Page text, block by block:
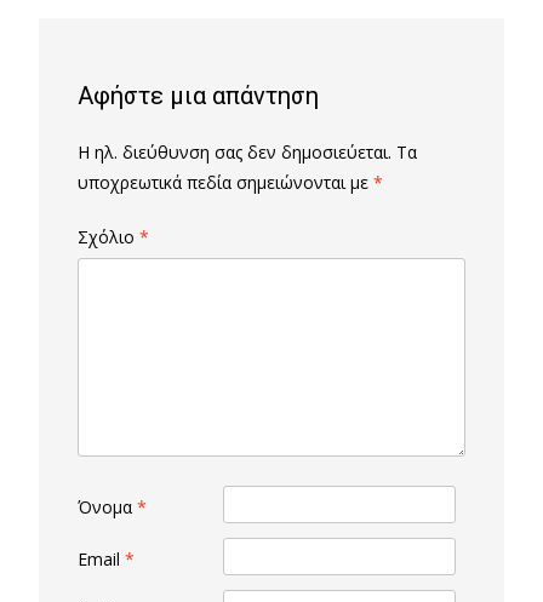
Αφήστε μια απάντηση
Η ηλ. διεύθυνση σας δεν δημοσιεύεται. Τα
υποχρεωτικά πεδία σημειώνονται με *
Σχόλιο *
Όνομα *
Email *